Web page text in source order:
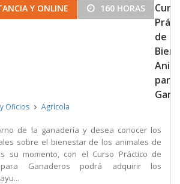
Y ONLINE 160 HORAS
de
para
Oficios Agrícola
de la ganadería y desea conocer los
sobre el bienestar de los animales de
su momento, con el Curso Práctico de
Ganaderos podrá adquirir los